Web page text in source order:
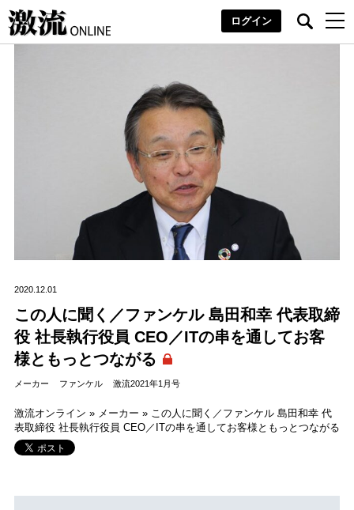
ログイン
2020.12.01
この人に聞く／ファンケル 島田和幸 代表取締
役 社長執行役員 CEO／ITの串を通してお客
様ともっとつながる
メーカー ファンケル 激流2021年1月号
激流オンライン » メーカー » この人に聞く／ファンケル 島田和幸 代
表取締役 社長執行役員 CEO／ITの串を通してお客様ともっとつながる